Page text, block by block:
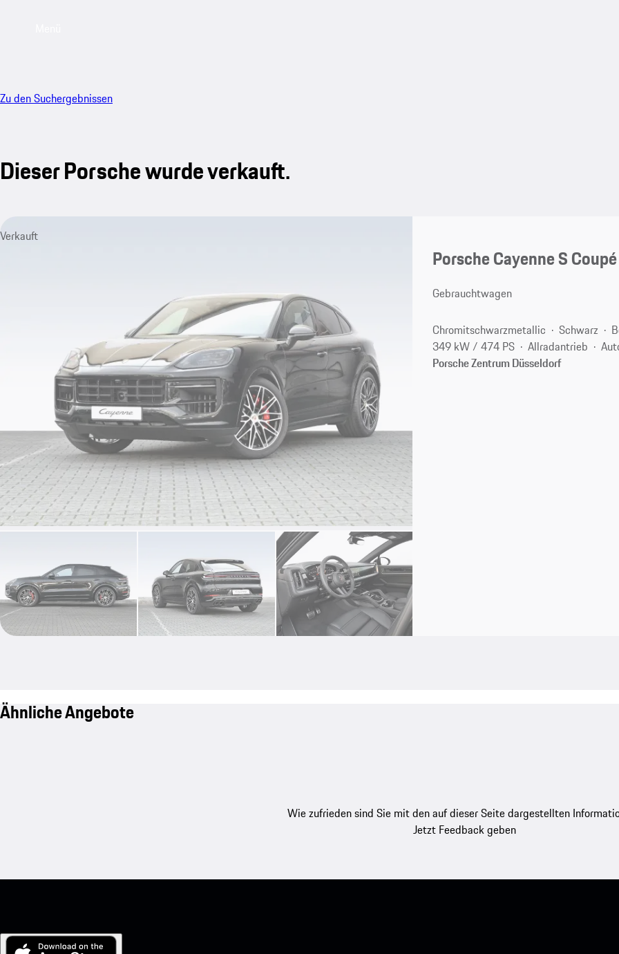
Zu den Suchergebnissen
Dieser Porsche wurde verkauft.
Verkauft
Porsche Cayenne S Coupé
Gebrauchtwagen
Chromitschwarzmetallic Schwarz
349 kW / 474 PS
Allradantrieb
Porsche Zentrum Düsseldorf
Ähnliche Angebote
Wie zufrieden sind Sie mit den auf dieser Seite dargestellten
Jetzt Feedback geben